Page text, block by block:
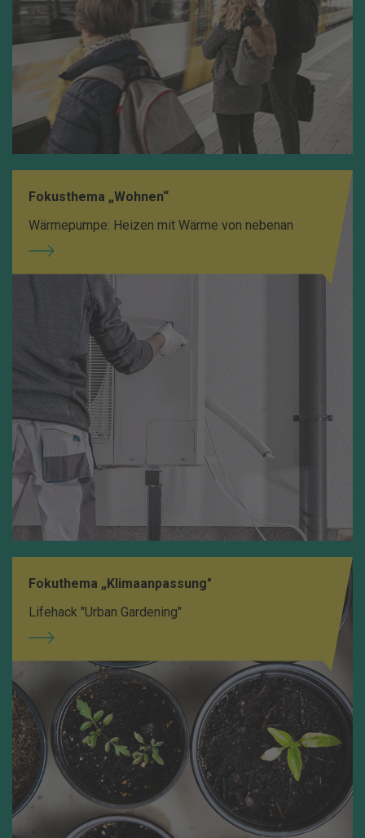
Fokusthema „Wohnen“
Wärmepumpe: Heizen mit Wärme von nebenan
Fokuthema „Klimaanpassung"
Lifehack "Urban Gardening"